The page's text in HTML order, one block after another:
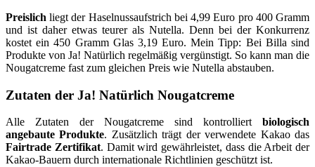
Preislich liegt der Haselnussaufstrich bei 4,99 Euro pro 400 Gramm
und ist daher etwas teurer als Nutella. Denn bei der Konkurrenz
kostet ein 450 Gramm Glas 3,19 Euro. Mein Tipp: Bei Billa sind
Produkte von Ja! Natürlich regelmäßig vergünstigt. So kann man die
Nougatcreme fast zum gleichen Preis wie Nutella abstauben.
Zutaten der Ja! Natürlich Nougatcreme
Alle Zutaten der Nougatcreme sind kontrolliert biologisch
angebaute Produkte. Zusätzlich trägt der verwendete Kakao das
Fairtrade Zertifikat. Damit wird gewährleistet, dass die Arbeit der
Kakao-Bauern durch internationale Richtlinien geschützt ist.